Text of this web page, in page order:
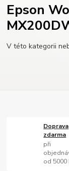
Epson
V této kategorii
Doprava
zdarma
při
od 5000